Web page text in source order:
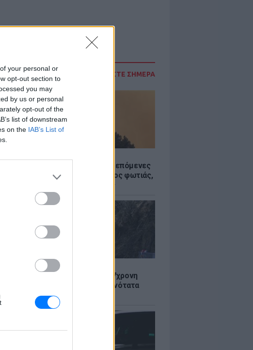
your personal or
opt-out section to
you may
by us or personal
opt-out of the
list of downstream
on the IAB’s List of
ΔΙΑΒΑΣΤΕ ΣΗΜΕΡΑ
Καιρός «hot – dry – windy» τις επόμενες
48 ώρες: Αυξημένος ο κίνδυνος φωτιάς,
συναγερμός σε 6 περιφέρειες
ΕΙΔΗΣΕΙΣ
Θρίλερ στον Λυκαβηττό: Σε 57χρονη
γυναίκα ανήκει η σορός - Πιθανότατα
έπεσε από ύψος